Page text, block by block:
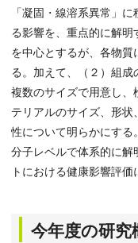
「凝固・線溶系異常」
る影響を、重点的に解
を中心とするが、各物
る。加えて、（２）組
複数のサイズで用意し、
テリアルのサイズ、形
性について明らかにする
分子レベルで体系的に解
トにおける健康影響評価
今年度の研究